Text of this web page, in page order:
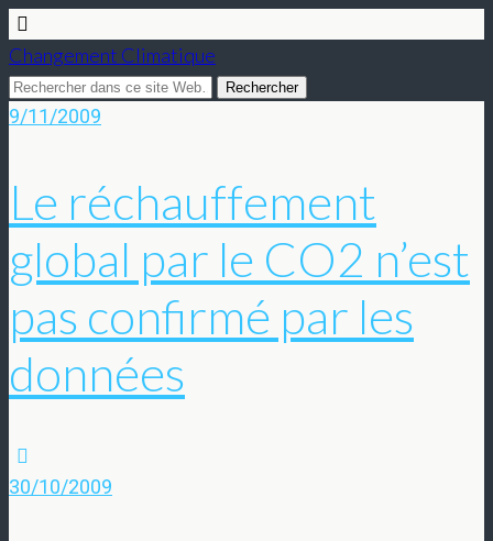
Changement Climatique
9/11/2009
Le réchauffement
global par le CO2 n’est
pas confirmé par les
données
30/10/2009